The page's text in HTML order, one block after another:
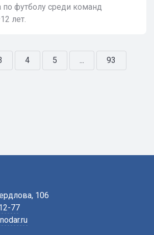
по футболу среди команд
лет.
4 5 ...
93
106
77